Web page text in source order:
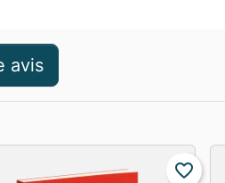
avis
favorite_border